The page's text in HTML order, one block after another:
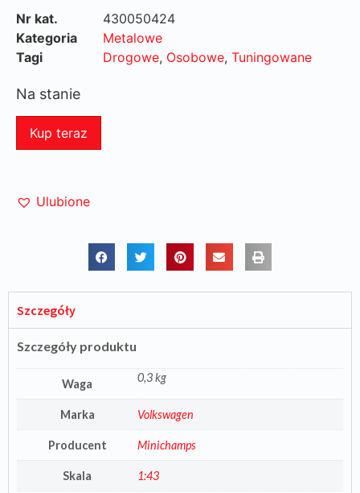
Nr kat.
430050424
Kategoria
Metalowe
Tagi
Drogowe, Osobowe, Tuningowane
Na stanie
Kup teraz
Ulubione
Szczegóły
Szczegóły produktu
Waga 0,3 kg
Marka Volkswagen
Producent Minichamps
Skala 1:43